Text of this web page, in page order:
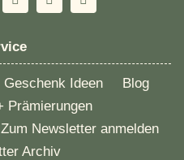
Geschenk Ideen
Blog
Prämierungen
Zum Newsletter anmelden
Archiv